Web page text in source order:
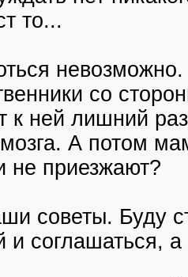
то...
невозможно.
со
к ней лишний
А потом
не приезжают?
советы. Буду
и соглашаться,